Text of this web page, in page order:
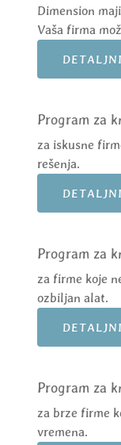
Dimension
Vaša firma
Program za
za iskusne
rešenja.
Program za
za firme koje
ozbiljan alat.
Program za
za brze firme
vremena.